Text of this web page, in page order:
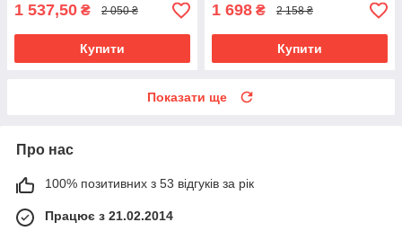
1 537,50 ₴ 2 050 ₴
Купити
1 698 ₴ 2 158 ₴
Купити
Показати ще
Про нас
100% позитивних з 53 відгуків за рік
Працює з 21.02.2014